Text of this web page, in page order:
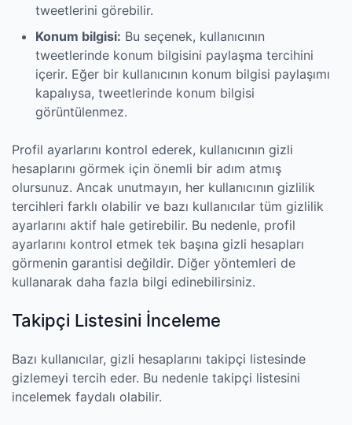
tweetlerini görebilir.
Konum bilgisi: Bu seçenek, kullanıcının
tweetlerinde konum bilgisini paylaşma tercihini
içerir. Eğer bir kullanıcının konum bilgisi paylaşımı
kapalıysa, tweetlerinde konum bilgisi
görüntülenmez.
Profil ayarlarını kontrol ederek, kullanıcının gizli
hesaplarını görmek için önemli bir adım atmış
olursunuz. Ancak unutmayın, her kullanıcının gizlilik
tercihleri farklı olabilir ve bazı kullanıcılar tüm gizlilik
ayarlarını aktif hale getirebilir. Bu nedenle, profil
ayarlarını kontrol etmek tek başına gizli hesapları
görmenin garantisi değildir. Diğer yöntemleri de
kullanarak daha fazla bilgi edinebilirsiniz.
Takipçi Listesini İnceleme
Bazı kullanıcılar, gizli hesaplarını takipçi listesinde
gizlemeyi tercih eder. Bu nedenle takipçi listesini
incelemek faydalı olabilir.